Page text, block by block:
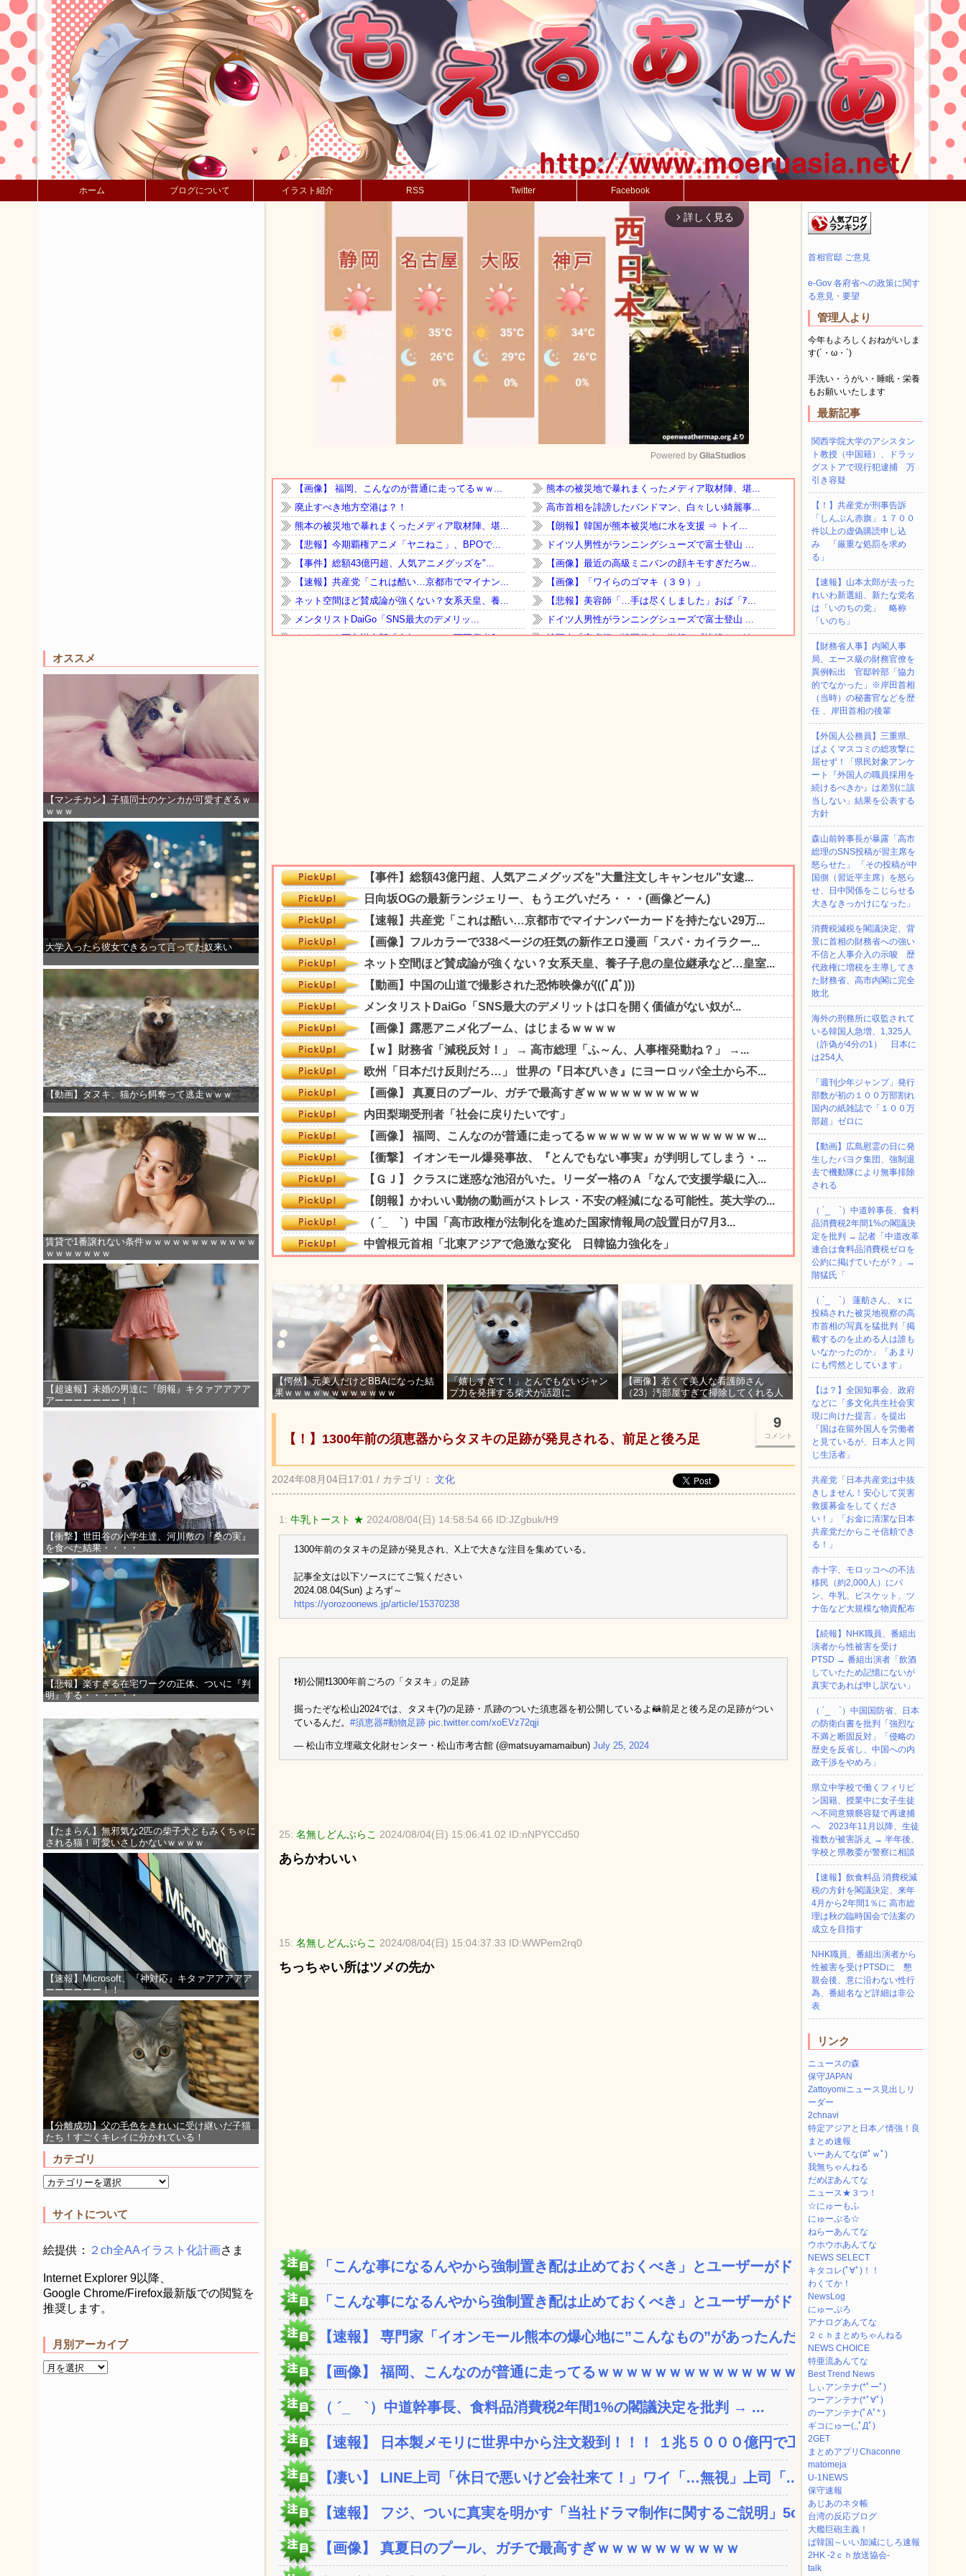
ホーム ブログについて イラスト紹介 RSS Twitter Facebook
オススメ
【マンチカン】子猫同士のケンカが可愛すぎるｗ
ｗｗｗ
大学入ったら彼女できるって言ってた奴来い
【動画】タヌキ、猫から餌奪って逃走ｗｗｗ
賃貸で1番譲れない条件ｗｗｗｗｗｗｗｗｗｗｗｗ
ｗｗｗｗｗｗｗ
【超速報】未婚の男達に『朗報』キタァアアアア
アーーーーーーー！！
【衝撃】世田谷の小学生達、河川敷の『桑の実』
を食べた結果・・・・
【悲報】楽すぎる在宅ワークの正体、ついに『判
明』する・・・・・・
【たまらん】無邪気な2匹の柴子犬ともみくちゃに
される猫！可愛いさしかないｗｗｗｗ
【速報】Microsoft、『神対応』キタァアアアアア
ーーーーーー！！
【分離成功】父の毛色をきれいに受け継いだ子猫
たち！すごくキレイに分かれている！
カテゴリ
サイトについて
絵提供： ２ch全AAイラスト化計画さま
Internet Explorer 9以降、
Google Chrome/Firefox最新版での閲覧を
推奨します。
月別アーカイブ
arrow_forward_ios 詳しく見る
Mute
Powered by GliaStudios
【愕然】元美人だけどBBAになった結
果ｗｗｗｗｗｗｗｗｗｗｗｗ
「嬉しすぎて！」とんでもないジャン
プ力を発揮する柴犬が話題に
【画像】若くて美人な看護師さん
（23）汚部屋すぎて掃除してくれる人
9
コメント
【！】1300年前の須恵器からタヌキの足跡が発見される、前足と後ろ足
2024年08月04日17:01 / カテゴリ： 文化
1: 牛乳トースト ★ 2024/08/04(日) 14:58:54.66 ID:JZgbuk/H9
1300年前のタヌキの足跡が発見され、X上で大きな注目を集めている。
記事全文は以下ソースにてご覧ください
2024.08.04(Sun) よろず～
https://yorozoonews.jp/article/15370238
❗️初公開❗️1300年前ごろの「タヌキ」の足跡
掘ったぞな松山2024では、タヌキ(?)の足跡・爪跡のついた須恵器を初公開しているよ🦝前足と後ろ足の足跡がつい
ているんだ。 #須恵器#動物足跡 pic.twitter.com/xoEVz72qji
— 松山市立埋蔵文化財センター・松山市考古館 (@matsuyamamaibun) July 25, 2024
25: 名無しどんぶらこ 2024/08/04(日) 15:06:41.02 ID:nNPYCCd50
あらかわいい
15: 名無しどんぶらこ 2024/08/04(日) 15:04:37.33 ID:WWPem2rq0
ちっちゃい所はツメの先か
「こんな事になるんやから強制置き配は止めておくべき」とユーザーがドン引...
「こんな事になるんやから強制置き配は止めておくべき」とユーザーがドン引...
【速報】 専門家「イオンモール熊本の爆心地に”こんなもの”があったんだ...
【画像】 福岡、こんなのが普通に走ってるｗｗｗｗｗｗｗｗｗｗｗｗｗｗｗ...
（ ´_ゝ`）中道幹事長、食料品消費税2年間1%の閣議決定を批判 → ...
【速報】 日本製メモリに世界中から注文殺到！！！ １兆５０００億円で工...
【凄い】 LINE上司「休日で悪いけど会社来て！」ワイ「…無視」上司「...
【速報】 フジ、ついに真実を明かす「当社ドラマ制作に関するご説明」5c...
【画像】 真夏日のプール、ガチで最高すぎｗｗｗｗｗｗｗｗｗｗ
首相官邸 ご意見
e-Gov 各府省への政策に関す
る意見・要望
管理人より
今年もよろしくおねがいしま
す(´・ω・`)
手洗い・うがい・睡眠・栄養
もお願いいたします
最新記事
関西学院大学のアシスタン
ト教授（中国籍）、ドラッ
グストアで現行犯逮捕 万
引き容疑
【！】共産党が刑事告訴
「しんぶん赤旗」１７００
件以上の虚偽購読申し込
み 「厳重な処罰を求め
る」
【速報】山本太郎が去った
れいわ新選組、新たな党名
は「いのちの党」 略称
「いのち」
【財務省人事】内閣人事
局、エース級の財務官僚を
異例転出 官邸幹部「協力
的でなかった」※岸田首相
（当時）の秘書官などを歴
任 、岸田首相の後輩
【外国人公務員】三重県、
ぱよくマスコミの総攻撃に
屈せず！「県民対象アンケ
ート『外国人の職員採用を
続けるべきか』は差別に該
当しない」結果を公表する
方針
森山前幹事長が暴露「高市
総理のSNS投稿が習主席を
怒らせた」 「その投稿が中
国側（習近平主席）を怒ら
せ、日中関係をこじらせる
大きなきっかけになった」
消費税減税を閣議決定、背
景に首相の財務省への強い
不信と人事介入の示唆 歴
代政権に増税を主導してき
た財務省、高市内閣に完全
敗北
海外の刑務所に収監されて
いる韓国人急増、1,325人
（詐偽が4分の1） 日本に
は254人
「週刊少年ジャンプ」発行
部数が初の１００万部割れ
国内の紙雑誌で「１００万
部超」ゼロに
【動画】広島慰霊の日に発
生したパヨク集団、強制退
去で機動隊により無事排除
される
（ ´_ゝ`）中道幹事長、食料
品消費税2年間1%の閣議決
定を批判 → 記者「中道改革
連合は食料品消費税ゼロを
公約に掲げていたが？」→
階猛氏「
（ ´_ゝ`） 蓮舫さん、ｘに
投稿された被災地視察の高
市首相の写真を猛批判「掲
載するのを止める人は誰も
いなかったのか」「あまり
にも愕然としています」
【は？】全国知事会、政府
などに「多文化共生社会実
現に向けた提言」を提出
「国は在留外国人を労働者
と見ているが、日本人と同
じ生活者」
共産党「日本共産党は中抜
きしません！安心して災害
救援募金をしてくださ
い！」「お金に清潔な日本
共産党だからこそ信頼でき
る！」
赤十字、モロッコへの不法
移民（約2,000人）にパ
ン、牛乳、ビスケット、ツ
ナ缶など大規模な物資配布
【続報】NHK職員、番組出
演者から性被害を受け
PTSD → 番組出演者「飲酒
していたため記憶にないが
真実であれば申し訳ない」
（ ´_ゝ`）中国国防省、日本
の防衛白書を批判「強烈な
不満と断固反対」「侵略の
歴史を反省し、中国への内
政干渉をやめろ」
県立中学校で働くフィリピ
ン国籍、授業中に女子生徒
へ不同意猥褻容疑で再逮捕
へ 2023年11月以降、生徒
複数が被害訴え → 半年後、
学校と県教委が警察に相談
【速報】飲食料品 消費税減
税の方針を閣議決定、来年
4月から2年間1％に 高市総
理は秋の臨時国会で法案の
成立を目指す
NHK職員、番組出演者から
性被害を受けPTSDに 懇
親会後、意に沿わない性行
為、番組名など詳細は非公
表
リンク
ニュースの森
保守JAPAN
Zattoyomiニュース見出しリ
ーダー
2chnavi
特定アジアと日本／情強！良
まとめ速報
いーあんてな(#ﾟｗﾟ)
我無ちゃんねる
だめぽあんてな
ニュース★３つ！
☆にゅーもふ
にゅーぷる☆
ねらーあんてな
ウホウホあんてな
NEWS SELECT
キタコレ(ﾟ∀ﾟ)！！
わくてか！
NewsLog
にゅーぷろ
アナログあんてな
２ｃｈまとめちゃんねる
NEWS CHOICE
特亜流あんてな
Best Trend News
しぃアンテナ(*ﾟーﾟ)
つーアンテナ(*ﾟ∀ﾟ)
のーアンテナ(ﾟAﾟ* )
ギコにゅー(,,ﾟДﾟ)
2GET
まとめアプリChaconne
matomeja
U-1NEWS
保守速報
あじあのネタ帳
台湾の反応ブログ
大艦巨砲主義！
ば韓国～いい加減にしろ速報
2HK -2ｃｈ放送協会-
talk